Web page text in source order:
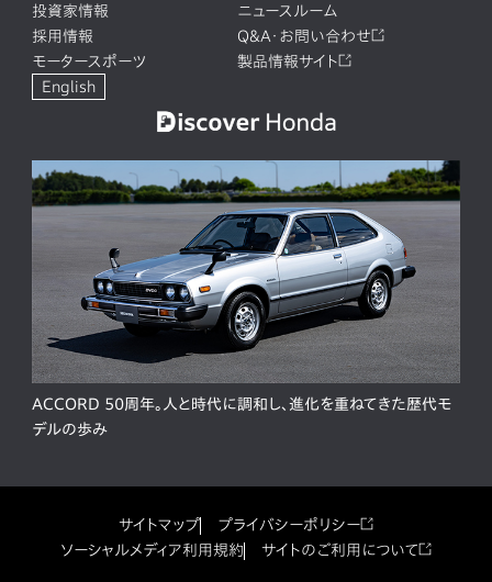
投資家情報
ニュースルーム
採用情報
Q&A・お問い合わせ
モータースポーツ
製品情報サイト
English
ACCORD 50周年。人と時代に調和し、進化を重ねてきた歴代モ
デルの歩み
サイトマップ
プライバシーポリシー
ソーシャルメディア利用規約
サイトのご利用について